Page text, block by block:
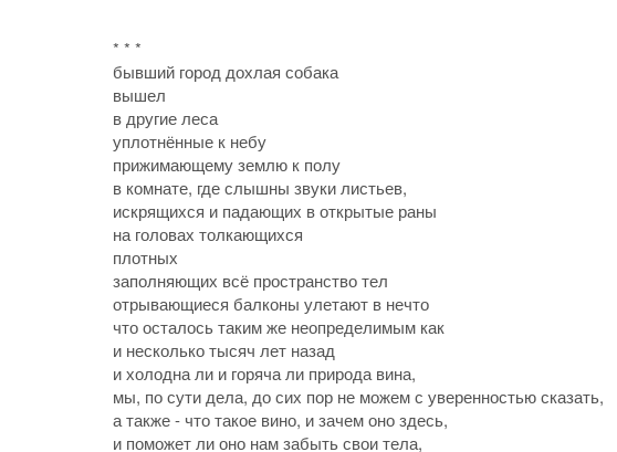
* * *
бывший город дохлая собака
вышел
в другие леса
уплотнённые к небу
прижимающему землю к полу
в комнате, где слышны звуки листьев,
искрящихся и падающих в открытые раны
на головах толкающихся
плотных
заполняющих всё пространство тел
отрывающиеся балконы улетают в нечто
что осталось таким же неопределимым как
и несколько тысяч лет назад
и холодна ли и горяча ли природа вина,
мы, по сути дела, до сих пор не можем с уверенностью сказать,
а также - что такое вино, и зачем оно здесь,
и поможет ли оно нам забыть свои тела,